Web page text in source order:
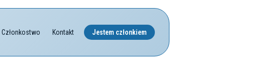
Członkostwo Kontakt Jestem członkiem